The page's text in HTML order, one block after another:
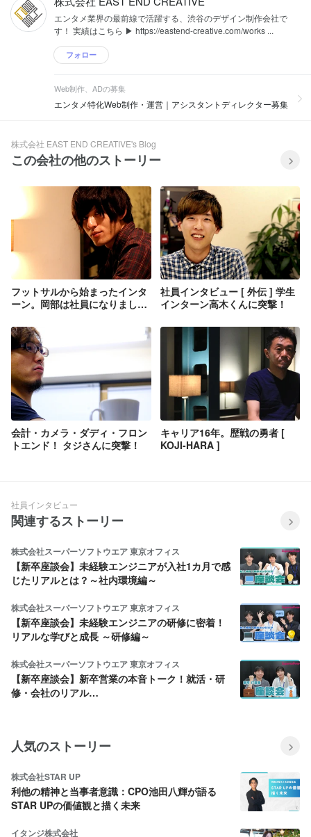
エンタメ業界の最前線で活躍する、渋谷のデザイン制作会社で
す！ 実績はこちら ▶︎ https://eastend-creative.com/works ...
フォロー
Web制作、ADの募集
エンタメ特化Web制作・運営｜アシスタントディレクター募集
株式会社 EAST END CREATIVE's Blog
この会社の他のストーリー
フットサルから始まったインタ
ーン。岡部は社員になりまし
社員インタビュー [ 外伝 ] 学生
インターン高木くんに突撃！
会計・カメラ・ダディ・フロン
トエンド！ タジさんに突撃！
キャリア16年。歴戦の勇者 [
KOJI-HARA ]
社員インタビュー
関連するストーリー
株式会社スーパーソフトウエア 東京オフィス
【新卒座談会】未経験エンジニアが入社1カ月で感
じたリアルとは？～社内環境編～
株式会社スーパーソフトウエア 東京オフィス
【新卒座談会】未経験エンジニアの研修に密着！
リアルな学びと成長 ～研修編～
株式会社スーパーソフトウエア 東京オフィス
【新卒座談会】新卒営業の本音トーク！就活・研
修・会社のリアル…
人気のストーリー
株式会社STAR UP
利他の精神と当事者意識：CPO池田八輝が語る
STAR UPの価値観と描く未来
イタンジ株式会社